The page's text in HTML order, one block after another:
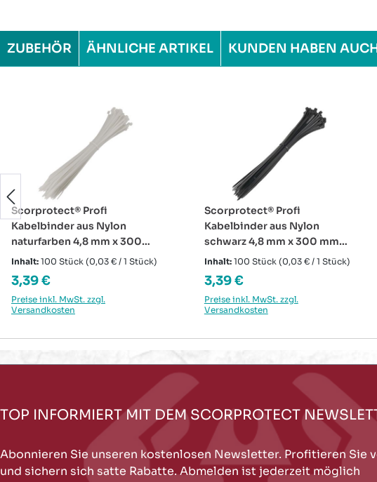
ZUBEHÖR ÄHNLICHE ARTIKEL KUNDEN HABEN
Scorprotect® Profi
Kabelbinder aus Nylon
naturfarben 4,8 mm x 300
mm Beutel mit 100 Stück
Inhalt: 100 Stück (0,03 € / 1 Stück)
Regulärer Preis:
3,39 €
Preise inkl. MwSt. zzgl.
Versandkosten
Scorprotect® Profi
Kabelbinder aus Nylon
schwarz 4,8 mm x 300 mm
Beutel mit 100 Stück
Inhalt: 100 Stück (0,03 € / 1 Stück)
Regulärer Preis:
3,39 €
Preise inkl. MwSt. zzgl.
Versandkosten
TOP INFORMIERT MIT DEM SCORPROTECT
Abonnieren Sie unseren kostenlosen Newsletter. Profitieren Sie
und sichern sich satte Rabatte. Abmelden ist jederzeit möglich